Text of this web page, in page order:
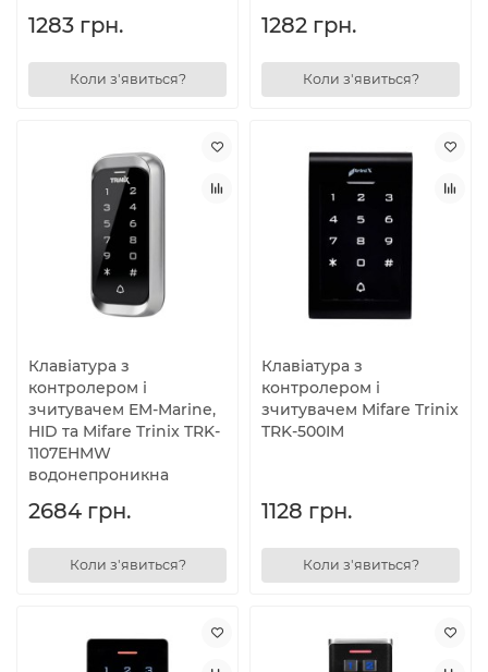
1283 грн.
Коли з'явиться?
1282 грн.
Коли з'явиться?
Клавіатура з
контролером і
зчитувачем EM-Marine,
HID та Mifare Trinix TRK-
1107EHMW
водонепроникна
2684 грн.
Коли з'явиться?
Клавіатура з
контролером і
зчитувачем Mifare Trinix
TRK-500IM
1128 грн.
Коли з'явиться?